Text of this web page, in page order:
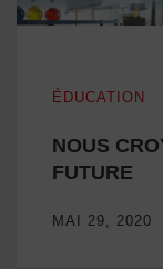
ÉDUCATION
NOUS
FUTURE
MAI 29, 2020